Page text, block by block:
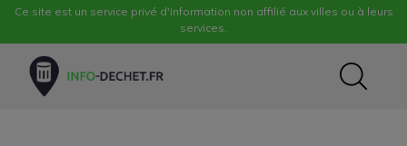
Ce site est un service privé d'information non affilié aux villes ou à leurs
services.